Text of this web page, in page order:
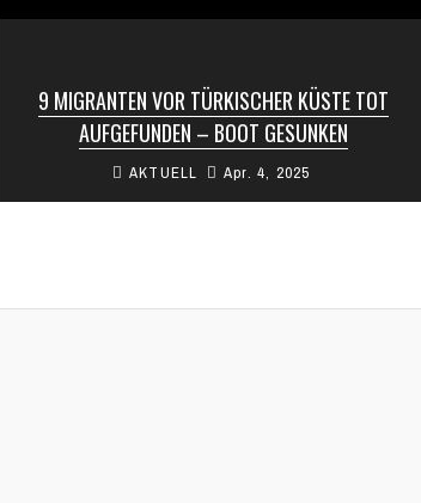
9 MIGRANTEN VOR TÜRKISCHER KÜSTE TOT
AUFGEFUNDEN – BOOT GESUNKEN
Neun Migranten sind ums Leben gekommen,
nachdem ihr Boot vor der Westküste der Türkei
AKTUELL Apr. 4, 2025